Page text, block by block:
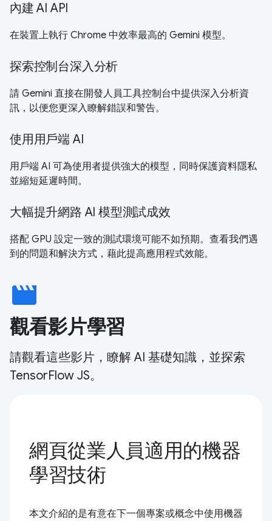
內建 AI API
在裝置上執行 Chrome 中效率最高的 Gemini 模型。
探索控制台深入分析
請 Gemini 直接在開發人員工具控制台中提供深入分析資
訊，以便您更深入瞭解錯誤和警告。
使用用戶端 AI
用戶端 AI 可為使用者提供強大的模型，同時保護資料隱私
並縮短延遲時間。
大幅提升網路 AI 模型測試成效
搭配 GPU 設定一致的測試環境可能不如預期。查看我們遇
到的問題和解決方式，藉此提高應用程式效能。
movie
觀看影片學習
請觀看這些影片，瞭解 AI 基礎知識，並探索
TensorFlow JS。
網頁從業人員適用的機器
學習技術
本文介紹的是有意在下一個專案或概念中使用機器